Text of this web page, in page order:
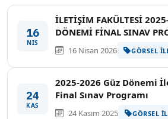
16
NIS
İLETİŞİM FAKÜLTESİ
DÖNEMİ FİNAL SINAV
16 Nisan 2026 GÖRSEL
24
KAS
2025-2026 Güz Dönemi
Final Sınav Programı
24 Kasım 2025 GÖRSEL